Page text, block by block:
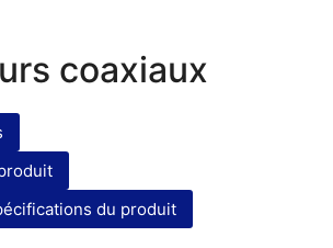
coaxiaux
du produit